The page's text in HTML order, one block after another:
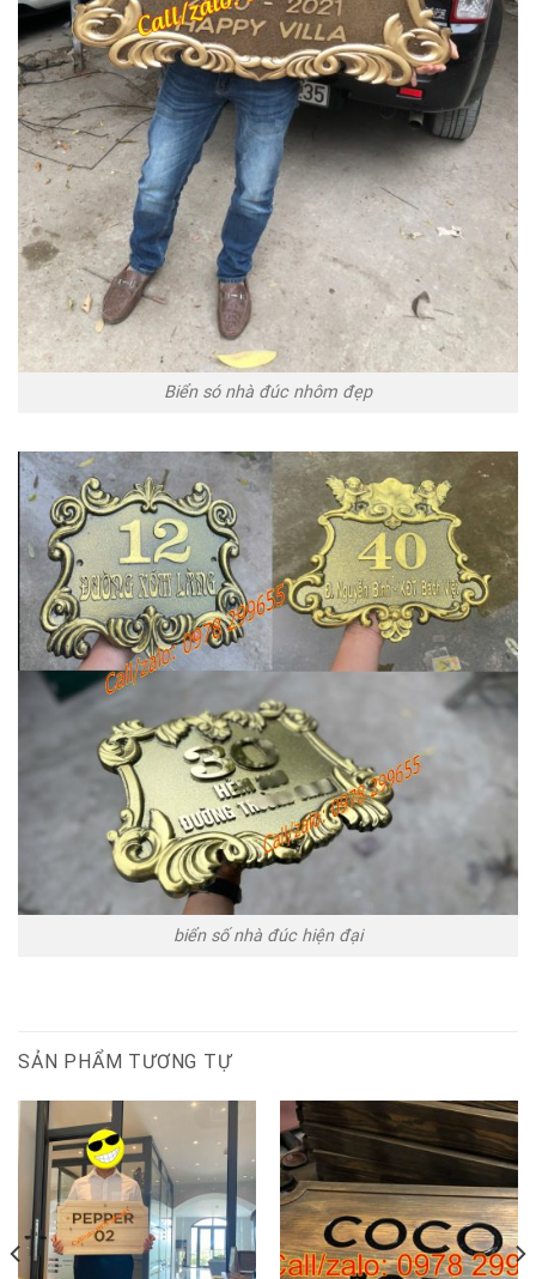
Biển só nhà đúc nhôm đẹp
biển số nhà đúc hiện đại
SẢN PHẨM TƯƠNG TỰ